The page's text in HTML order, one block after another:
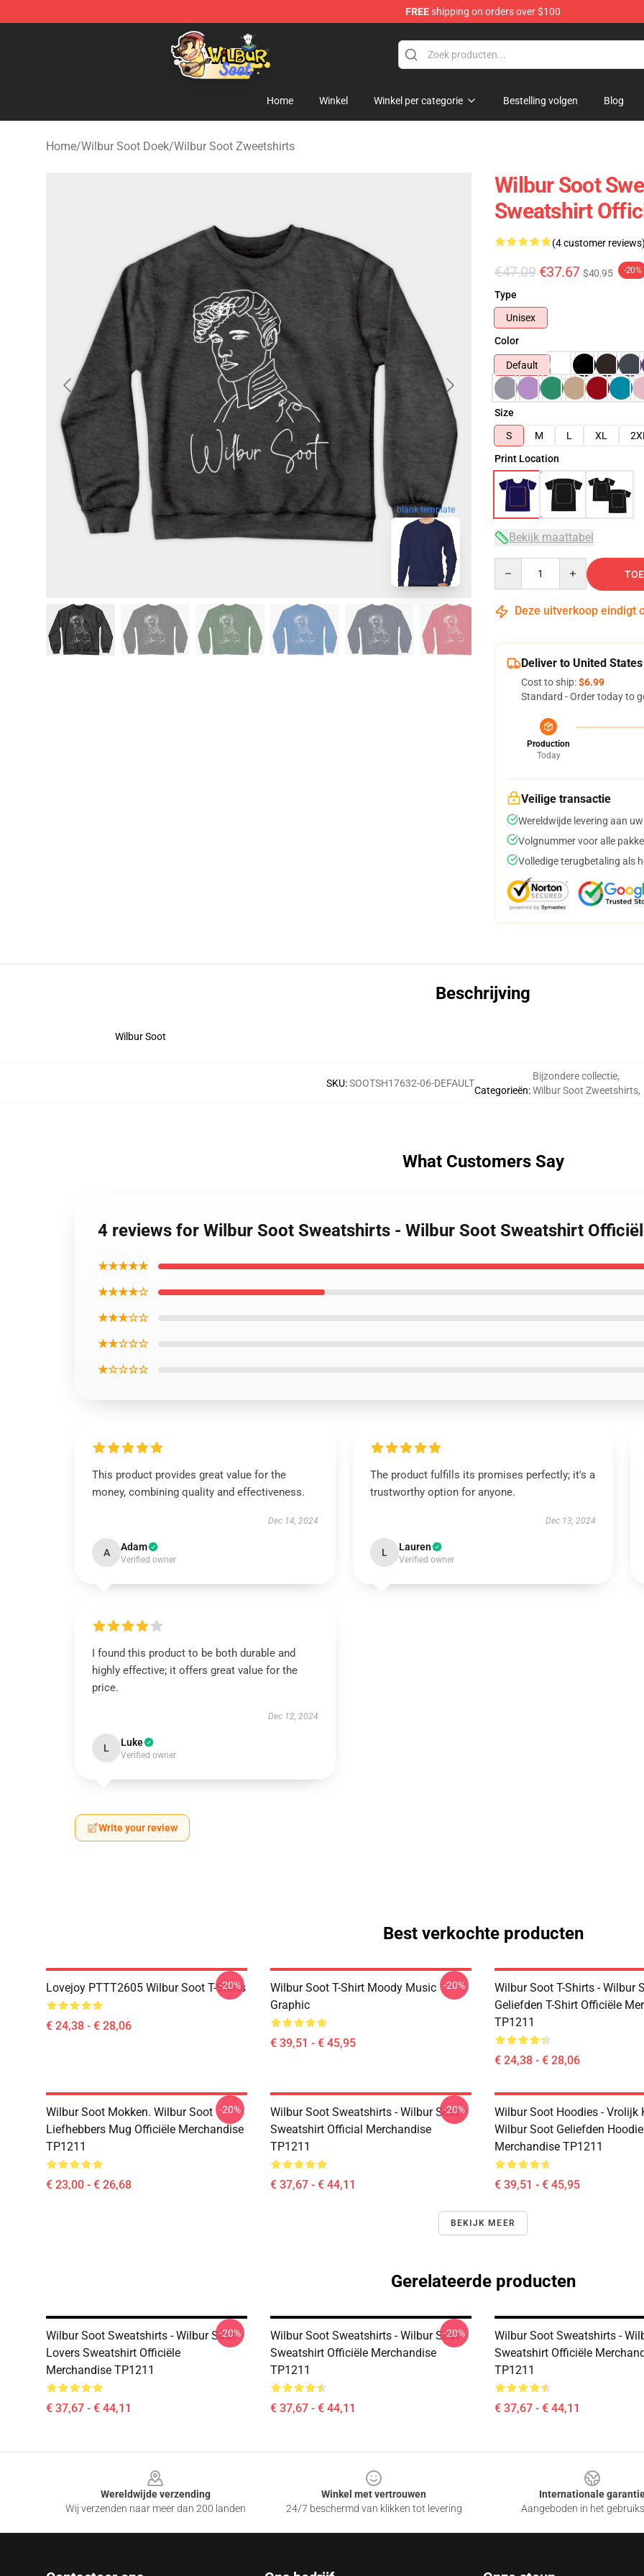
FREEshipping on orders over $100
Wilbur Soot Shop - Official Wilbur Soot Merchandise Store
Home Winkel Winkel per categorie Bestelling volgen Blog
Home/Wilbur Soot Doek/Wilbur Soot Zweetshirts
blank template
Wilbur Soot
Sweatshirt
(4 customer reviews)
€47.09 €37.67 $40.95 -20%
Type
Unisex
Color
Default
Size
S
M L XL 2XL
Print Location
Bekijk maattabel
Deze uitverkoop eindigt
Deliver to United States
Cost to ship:$6.99
Standard - Order today to
Production
Today
Veilige transactie
Wereldwijde levering aan
Volgnummer voor alle
Volledige terugbetaling als
Beschrijving
Wilbur Soot
SKU:SOOTSH17632-06-DEFAULT
Categorieën:
Bijzondere collectie,
Wilbur Soot Zweetshirts,
What Customers Say
4 reviews for Wilbur Soot Sweatshirts - Wilbur Soot Sweatshirt
★★★★★
★★★★☆
★★★☆☆
★★☆☆☆
★☆☆☆☆
This product provides great value for the
money, combining quality and effectiveness.
Dec 14, 2024
A Adam
Verified owner
The product fulfills its promises perfectly; it's a
trustworthy option for anyone.
Dec 13, 2024
L Lauren
Verified owner
I found this product to be both durable and
highly effective; it offers great value for the
price.
Dec 12, 2024
L Luke
Verified owner
Write your review
Best verkochte producten
Lovejoy PTTT2605 Wilbur Soot T-Shirts
€ 24,38 - € 28,06
-20%
Wilbur Soot T-Shirt Moody Music
Graphic
€ 39,51 - € 45,95
-20%
Wilbur Soot T-Shirts - Wilbur
Geliefden T-Shirt Officiële
TP1211
€ 24,38 - € 28,06
Wilbur Soot Mokken. Wilbur Soot
Liefhebbers Mug Officiële Merchandise
TP1211
€ 23,00 - € 26,68
-20%
Wilbur Soot Sweatshirts - Wilbur Soot
Sweatshirt Official Merchandise
TP1211
€ 37,67 - € 44,11
-20%
Wilbur Soot Hoodies - Vrolijk
Wilbur Soot Geliefden
Merchandise TP1211
€ 39,51 - € 45,95
BEKIJK MEER
Gerelateerde producten
Wilbur Soot Sweatshirts - Wilbur Soot
Lovers Sweatshirt Officiële
Merchandise TP1211
€ 37,67 - € 44,11
-20%
Wilbur Soot Sweatshirts - Wilbur Soot
Sweatshirt Officiële Merchandise
TP1211
€ 37,67 - € 44,11
-20%
Wilbur Soot Sweatshirts -
Sweatshirt Officiële
TP1211
€ 37,67 - € 44,11
Wereldwijde verzending
Wij verzenden naar meer dan 200 landen
Winkel met vertrouwen
24/7 beschermd van klikken tot levering
Internationale
Aangeboden in het